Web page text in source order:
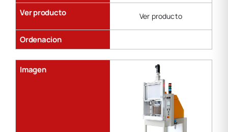
Ver producto
Ver producto
Ordenacion
Imagen